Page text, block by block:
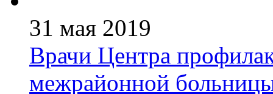
31 мая 2019
Врачи Центра
межрайонной